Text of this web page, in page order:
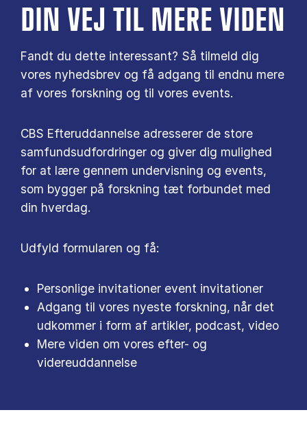
DIN VEJ TIL MERE VIDEN
Fandt du dette interessant? Så tilmeld dig
vores nyhedsbrev og få adgang til endnu mere
af vores forskning og til vores events.
CBS Efteruddannelse adresserer de store
samfundsudfordringer og giver dig mulighed
for at lære gennem undervisning og events,
som bygger på forskning tæt forbundet med
din hverdag.
Udfyld formularen og få:
Personlige invitationer event invitationer
Adgang til vores nyeste forskning, når det
udkommer i form af artikler, podcast, video
Mere viden om vores efter- og
videreuddannelse